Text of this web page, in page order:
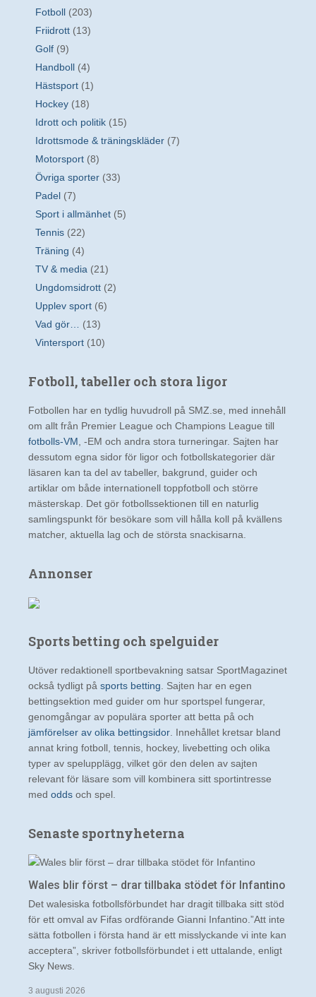
Fotboll (203)
Friidrott (13)
Golf (9)
Handboll (4)
Hästsport (1)
Hockey (18)
Idrott och politik (15)
Idrottsmode & träningskläder (7)
Motorsport (8)
Övriga sporter (33)
Padel (7)
Sport i allmänhet (5)
Tennis (22)
Träning (4)
TV & media (21)
Ungdomsidrott (2)
Upplev sport (6)
Vad gör…
(13)
Vintersport (10)
Fotboll, tabeller och stora ligor
Fotbollen har en tydlig huvudroll på SMZ.se, med innehåll
om allt från Premier League och Champions League till
fotbolls-VM , -EM och andra stora turneringar. Sajten har
dessutom egna sidor för ligor och fotbollskategorier där
läsaren kan ta del av tabeller, bakgrund, guider och
artiklar om både internationell toppfotboll och större
mästerskap. Det gör fotbollssektionen till en naturlig
samlingspunkt för besökare som vill hålla koll på kvällens
matcher, aktuella lag och de största snackisarna.
Annonser
Sports betting och spelguider
Utöver redaktionell sportbevakning satsar SportMagazinet
också tydligt på sports betting . Sajten har en egen
bettingsektion med guider om hur sportspel fungerar,
genomgångar av populära sporter att betta på och
jämförelser av olika bettingsidor . Innehållet kretsar bland
annat kring fotboll, tennis, hockey, livebetting och olika
typer av spelupplägg, vilket gör den delen av sajten
relevant för läsare som vill kombinera sitt sportintresse
med odds och spel.
Senaste sportnyheterna
Wales blir först – drar tillbaka stödet för Infantino
Det walesiska fotbollsförbundet har dragit tillbaka sitt stöd
för ett omval av Fifas ordförande Gianni Infantino.”Att inte
sätta fotbollen i första hand är ett misslyckande vi inte kan
acceptera”, skriver fotbollsförbundet i ett uttalande, enligt
Sky News.
3 augusti 2026